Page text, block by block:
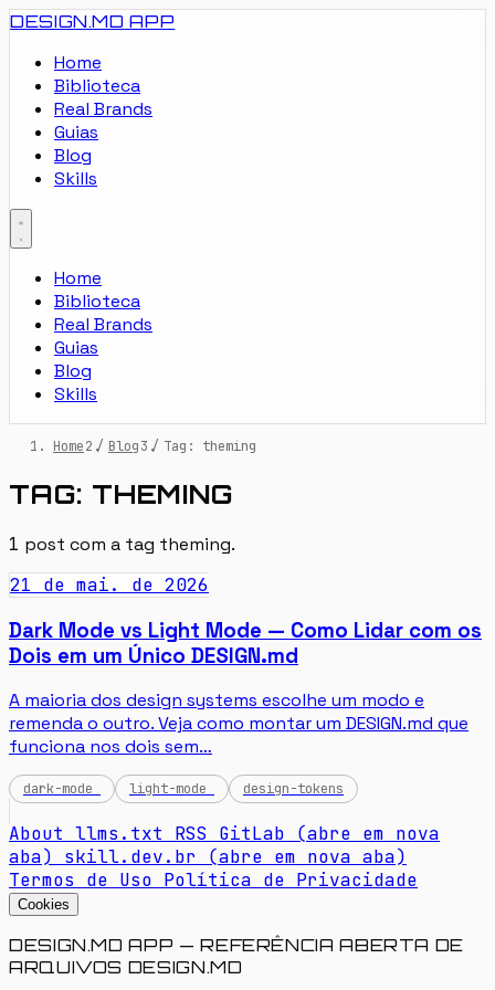
DESIGN.MD APP
Home
Biblioteca
Real Brands
Guias
Blog
Skills
Home
Biblioteca
Real Brands
Guias
Blog
Skills
Home / Blog / Tag: theming
TAG: THEMING
1 post com a tag theming.
21 de mai. de 2026
Dark Mode vs Light Mode — Como Lidar com os
Dois em um Único DESIGN.md
A maioria dos design systems escolhe um modo e
remenda o outro. Veja como montar um DESIGN.md que
funciona nos dois sem…
dark-mode light-mode design-tokens
About llms.txt RSS GitLab (abre em nova
aba)
skill.dev.br (abre em nova aba)
Termos de Uso Política de Privacidade
Cookies
DESIGN.MD APP — REFERÊNCIA ABERTA DE
ARQUIVOS DESIGN.MD